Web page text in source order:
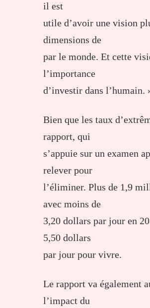
il est
utile d’avoir une vision
dimensions de
par le monde. Et cette
l’importance
d’investir dans l’humain.
Bien que les taux
rapport, qui
s’appuie sur un examen
relever pour
l’éliminer. Plus de 1,9
avec moins de
3,20 dollars par jour en
5,50 dollars
par jour pour vivre.
Le rapport va également
l’impact du